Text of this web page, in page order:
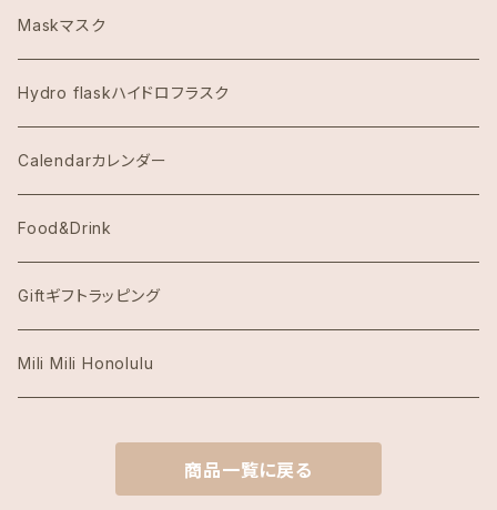
Dawn to Earth ダウントゥーアース
Dean & DeLuca ディーンアンドデルーカ
Eggs's Things エッグスンシングス
Hawaii Hotel Item
Honolulu Coffeeホノルルコーヒー
Island Slipperアイランドスリッパ
KAI COFFEE カイコーヒー
Maskマスク
Hydro flaskハイドロフラスク
Calendarカレンダー
Food&Drink
Giftギフトラッピング
Mili Mili Honolulu
商品一覧に戻る